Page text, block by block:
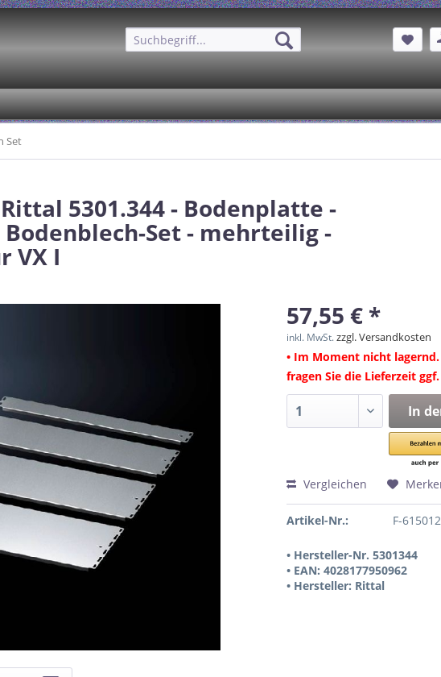
Set
5301.344 - Bodenplatte -
Set - mehrteilig -
VX I
57,55 € *
inkl. MwSt.zzgl. Versandkosten
• Im Moment nicht lagernd.
fragen Sie die Lieferzeit
In
Vergleichen
Artikel-Nr.: F-
• Hersteller-Nr. 5301344
• EAN: 4028177950962
• Hersteller: Rittal